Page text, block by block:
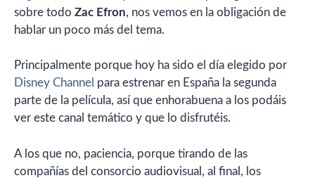
sobre todo Zac Efron, nos vemos en la obligación de
hablar un poco más del tema.
Principalmente porque hoy ha sido el día elegido por
Disney Channel para estrenar en España la segunda
parte de la película, así que enhorabuena a los podáis
ver este canal temático y que lo disfrutéis.
A los que no, paciencia, porque tirando de las
compañías del consorcio audiovisual, al final, los